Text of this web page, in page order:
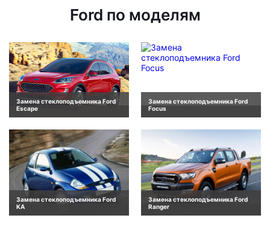
Ford по моделям
Замена стеклоподъемника Ford
Escape
Замена стеклоподъемника Ford
Focus
Замена стеклоподъемника Ford
KA
Замена стеклоподъемника Ford
Ranger